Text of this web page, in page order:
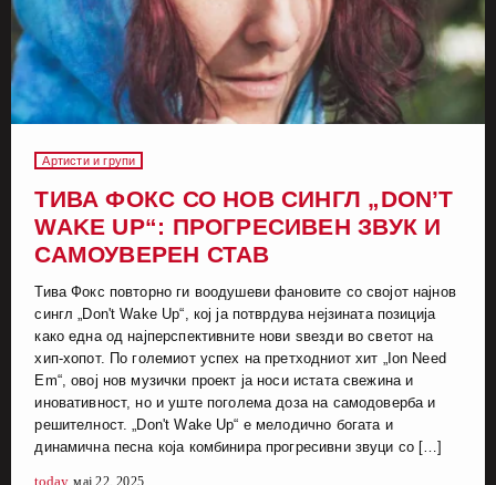
Артисти и групи
ТИВА ФОКС СО НОВ СИНГЛ „DON’T
WAKE UP“: ПРОГРЕСИВЕН ЗВУК И
САМОУВЕРЕН СТАВ
Тива Фокс повторно ги воодушеви фановите со својот најнов
сингл „Don't Wake Up“, кој ја потврдува нејзината позиција
како една од најперспективните нови ѕвезди во светот на
хип-хопот. По големиот успех на претходниот хит „Ion Need
Em“, овој нов музички проект ја носи истата свежина и
иновативност, но и уште поголема доза на самодоверба и
решителност. „Don't Wake Up“ е мелодично богата и
динамична песна која комбинира прогресивни звуци со […]
today мај 22, 2025